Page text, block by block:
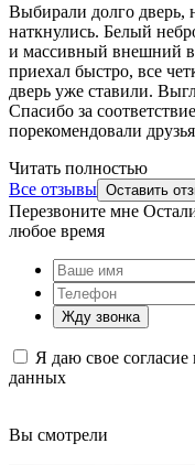
Выбирали долго дверь,
наткнулись. Белый
и массивный внешний
приехал быстро, все
дверь уже ставили.
Спасибо за
порекомендовали
Читать полностью
Все отзывы Оставить
Перезвоните мне
любое время
Жду звонка
Я даю свое согласие
данных
Вы смотрели